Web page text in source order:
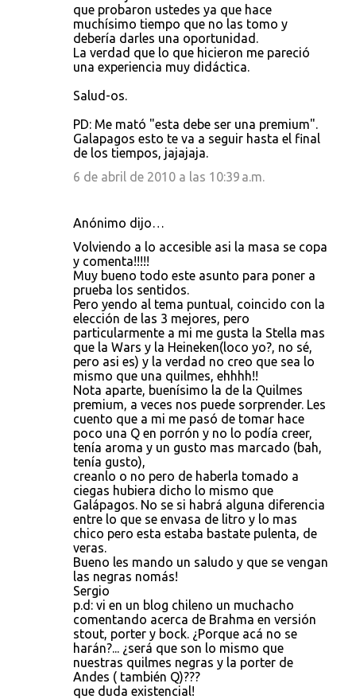
que probaron ustedes ya que hace
muchísimo tiempo que no las tomo y
debería darles una oportunidad.
La verdad que lo que hicieron me pareció
una experiencia muy didáctica.
Salud-os.
PD: Me mató "esta debe ser una premium".
Galapagos esto te va a seguir hasta el final
de los tiempos, jajajaja.
6 de abril de 2010 a las 10:39 a.m.
Anónimo dijo…
Volviendo a lo accesible asi la masa se copa
y comenta!!!!!
Muy bueno todo este asunto para poner a
prueba los sentidos.
Pero yendo al tema puntual, coincido con la
elección de las 3 mejores, pero
particularmente a mi me gusta la Stella mas
que la Wars y la Heineken(loco yo?, no sé,
pero asi es) y la verdad no creo que sea lo
mismo que una quilmes, ehhhh!!
Nota aparte, buenísimo la de la Quilmes
premium, a veces nos puede sorprender. Les
cuento que a mi me pasó de tomar hace
poco una Q en porrón y no lo podía creer,
tenía aroma y un gusto mas marcado (bah,
tenía gusto),
creanlo o no pero de haberla tomado a
ciegas hubiera dicho lo mismo que
Galápagos. No se si habrá alguna diferencia
entre lo que se envasa de litro y lo mas
chico pero esta estaba bastate pulenta, de
veras.
Bueno les mando un saludo y que se vengan
las negras nomás!
Sergio
p.d: vi en un blog chileno un muchacho
comentando acerca de Brahma en versión
stout, porter y bock. ¿Porque acá no se
harán?... ¿será que son lo mismo que
nuestras quilmes negras y la porter de
Andes ( también Q)???
que duda existencial!